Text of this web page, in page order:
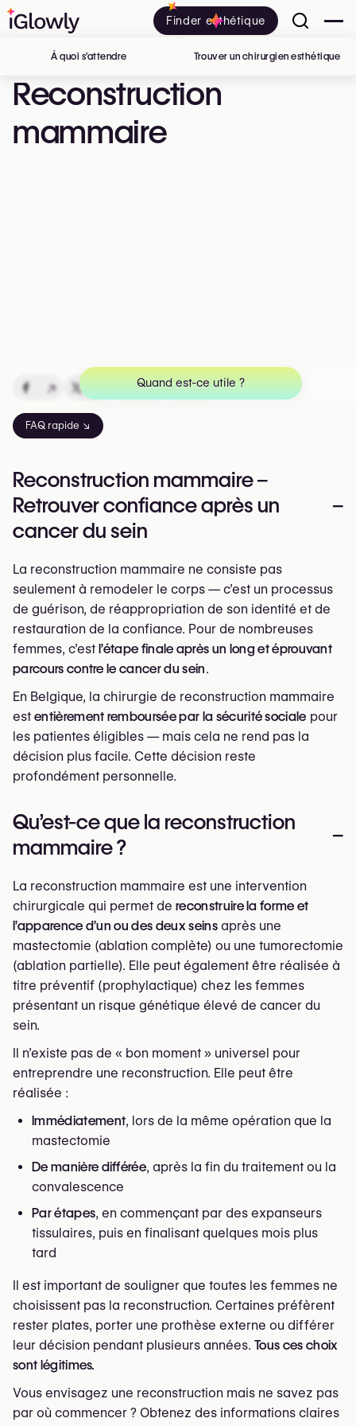
Finder esthétique
Reconstruction
mammaire
À quoi s’attendre Trouver un chirurgien esthétique
FAQ rapide ↘
↗ ↗ ↗ ↗
Reconstruction mammaire –
Retrouver confiance après un
cancer du sein
–
La reconstruction mammaire ne consiste pas
seulement à remodeler le corps — c’est un processus
de guérison, de réappropriation de son identité et de
restauration de la confiance. Pour de nombreuses
femmes, c’est l’étape finale après un long et éprouvant
parcours contre le cancer du sein.
En Belgique, la chirurgie de reconstruction mammaire
est entièrement remboursée par la sécurité sociale pour
les patientes éligibles — mais cela ne rend pas la
décision plus facile. Cette décision reste
profondément personnelle.
Qu’est-ce que la reconstruction
mammaire ?
–
La reconstruction mammaire est une intervention
chirurgicale qui permet de reconstruire la forme et
l’apparence d’un ou des deux seinsaprès une
mastectomie (ablation complète) ou une tumorectomie
(ablation partielle). Elle peut également être réalisée à
titre préventif (prophylactique) chez les femmes
présentant un risque génétique élevé de cancer du
sein.
Il n’existe pas de « bon moment » universel pour
entreprendre une reconstruction. Elle peut être
réalisée :
Immédiatement, lors de la même opération que la
mastectomie
De manière différée, après la fin du traitement ou la
convalescence
Par étapes, en commençant par des expanseurs
tissulaires, puis en finalisant quelques mois plus
tard
Il est important de souligner que toutes les femmes ne
choisissent pas la reconstruction. Certaines préfèrent
rester plates, porter une prothèse externe ou différer
leur décision pendant plusieurs années. Tous ces choix
sont légitimes.
Vous envisagez une reconstruction mais ne savez pas
par où commencer ? Obtenez des informations claires
Quand est-ce utile ?